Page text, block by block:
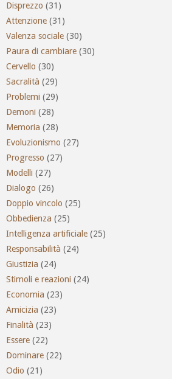
Disprezzo (31)
Attenzione (31)
Valenza sociale (30)
Paura di cambiare (30)
Cervello (30)
Sacralità (29)
Problemi (29)
Demoni (28)
Memoria (28)
Evoluzionismo (27)
Progresso (27)
Modelli (27)
Dialogo (26)
Doppio vincolo (25)
Obbedienza (25)
Intelligenza artificiale (25)
Responsabilità (24)
Giustizia (24)
Stimoli e reazioni (24)
Economia (23)
Amicizia (23)
Finalità (23)
Essere (22)
Dominare (22)
Odio (21)